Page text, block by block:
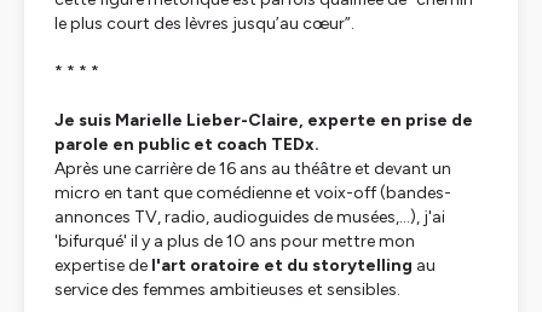
le plus court des lèvres jusqu’au cœur”.
* * * *
Je suis Marielle Lieber-Claire, experte en prise de
parole en public et coach TEDx.
Après une carrière de 16 ans au théâtre et devant un
micro en tant que comédienne et voix-off (bandes-
annonces TV, radio, audioguides de musées,...), j'ai
'bifurqué' il y a plus de 10 ans pour mettre mon
expertise de l'art oratoire et du storytelling au
service des femmes ambitieuses et sensibles.